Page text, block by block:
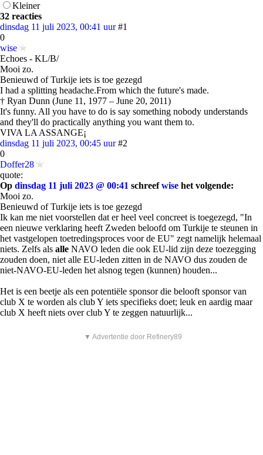
Kleiner
32 reacties
dinsdag 11 juli 2023, 00:41 uur #1
0
wise
Echoes - KL/B/
Mooi zo.
Benieuwd of Turkije iets is toe gezegd
I had a splitting headache.From which the future's made.
† Ryan Dunn (June 11, 1977 – June 20, 2011)
It's funny. All you have to do is say something nobody understands
and they'll do practically anything you want them to.
VIVA LA ASSANGE¡
dinsdag 11 juli 2023, 00:45 uur #2
0
Doffer28
quote:
Op dinsdag 11 juli 2023 @ 00:41 schreefwise het volgende:
Mooi zo.
Benieuwd of Turkije iets is toe gezegd
Ik kan me niet voorstellen dat er heel veel concreet is toegezegd, "In
een nieuwe verklaring heeft Zweden beloofd om Turkije te steunen in
het vastgelopen toetredingsproces voor de EU" zegt namelijk helemaal
niets. Zelfs als alle NAVO leden die ook EU-lid zijn deze toezegging
zouden doen, niet alle EU-leden zitten in de NAVO dus zouden de
niet-NAVO-EU-leden het alsnog tegen (kunnen) houden...
Het is een beetje als een potentiële sponsor die belooft sponsor van
club X te worden als club Y iets specifieks doet; leuk en aardig maar
club X heeft niets over club Y te zeggen natuurlijk...
▼ Advertentie door Refinery89